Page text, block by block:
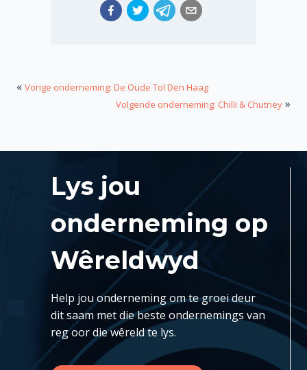
« Vorige onderneming: De Oude Tol Den Haag
Volgende onderneming: Chilli & Chutney »
Lys jou
onderneming op
Wêreldwyd
Help jou onderneming om te groei deur
dit saam met die beste ondernemings van
reg oor die wêreld te lys.